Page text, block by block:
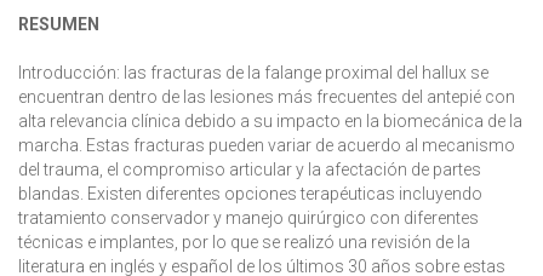
RESUMEN
Introducción: las fracturas de la falange proximal del hallux se
encuentran dentro de las lesiones más frecuentes del antepié con
alta relevancia clínica debido a su impacto en la biomecánica de la
marcha. Estas fracturas pueden variar de acuerdo al mecanismo
del trauma, el compromiso articular y la afectación de partes
blandas. Existen diferentes opciones terapéuticas incluyendo
tratamiento conservador y manejo quirúrgico con diferentes
técnicas e implantes, por lo que se realizó una revisión de la
literatura en inglés y español de los últimos 30 años sobre estas